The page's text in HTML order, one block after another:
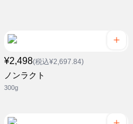
¥2,498(税込¥2,697.84)
ノンラクト
300g